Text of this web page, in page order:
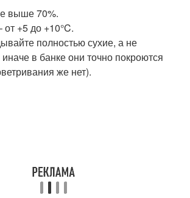
выше 70%.
+5 до +10°C.
полностью сухие, а не
в банке они точно покроются
же нет).